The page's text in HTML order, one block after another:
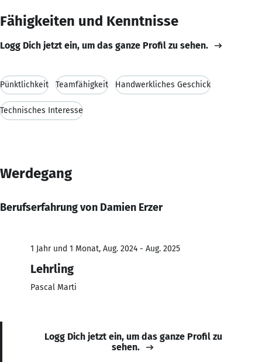
Fähigkeiten und Kenntnisse
Logg Dich jetzt ein, um das ganze Profil zu sehen.
Pünktlichkeit Teamfähigkeit Handwerkliches Geschick
Technisches Interesse
Werdegang
Berufserfahrung von Damien Erzer
1 Jahr und 1 Monat, Aug. 2024 - Aug. 2025
Lehrling
Pascal Marti
Logg Dich jetzt ein, um das ganze Profil zu
sehen.